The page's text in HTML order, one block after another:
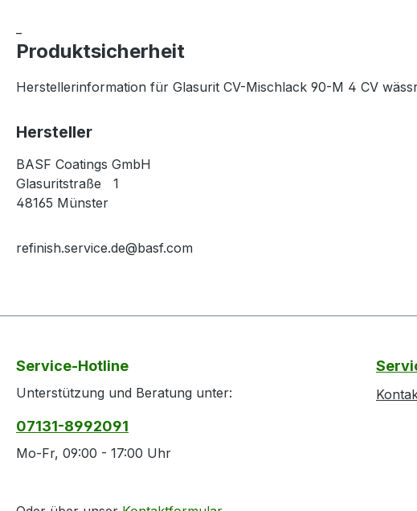
Produktsicherheit
Herstellerinformation für Glasurit CV-Mischlack 90-M 4 CV
Hersteller
BASF Coatings GmbH
Glasuritstraße 1
48165 Münster
refinish.service.de@basf.com
Service-Hotline
Unterstützung und Beratung unter:
07131-8992091
Mo-Fr, 09:00 - 17:00 Uhr